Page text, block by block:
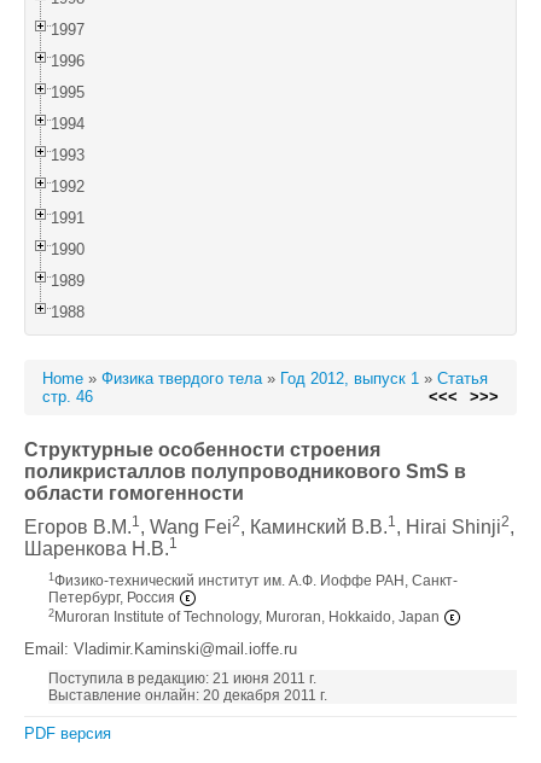
1997
1996
1995
1994
1993
1992
1991
1990
1989
1988
Home » Физика твердого тела» Год 2012, выпуск 1 » Статья
стр. 46
<<< >>>
Структурные особенности строения
поликристаллов полупроводникового SmS в
области гомогенности
Егоров В.М.1, Wang Fei2, Каминский В.В.1, Hirai Shinji2,
Шаренкова Н.В.1
1 Физико-технический институт им. А.Ф. Иоффе РАН, Санкт-
Петербург, Россия
2 Muroran Institute of Technology, Muroran, Hokkaido, Japan
Email: Vladimir.Kaminski@mail.ioffe.ru
Поступила в редакцию: 21 июня 2011 г.
Выставление онлайн: 20 декабря 2011 г.
PDF версия